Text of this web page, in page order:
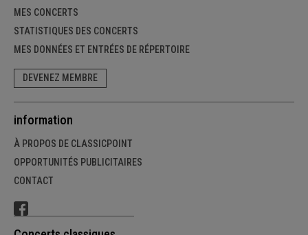
MES CONCERTS
STATISTIQUES DES CONCERTS
MES DONNÉES ET ENTRÉES DE RÉPERTOIRE
DEVENEZ MEMBRE
information
À PROPOS DE CLASSICPOINT
OPPORTUNITÉS PUBLICITAIRES
CONTACT